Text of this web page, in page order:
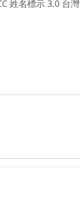
姓名標示 3.0 台灣